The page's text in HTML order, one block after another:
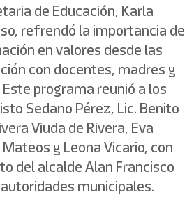
de Educación, Karla
refrendó la importancia de
en valores desde las
con docentes, madres y
programa reunió a los
Sedano Pérez, Lic. Benito
Viuda de Rivera, Eva
y Leona Vicario, con
del alcalde Alan Francisco
municipales.